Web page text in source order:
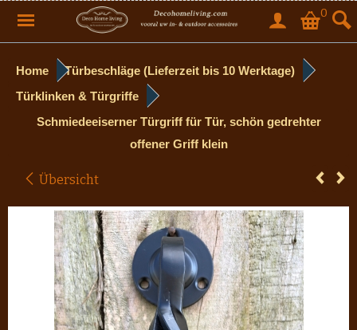
0
Home
Türbeschläge (Lieferzeit bis 10 Werktage)
Türklinken & Türgriffe
Schmiedeeiserner Türgriff für Tür, schön gedrehter
offener Griff klein
Übersicht